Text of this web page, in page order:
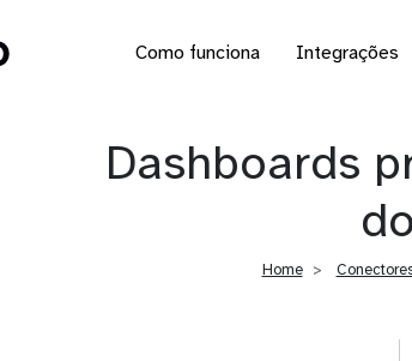
Como funciona Integrações
Dashboards
Home